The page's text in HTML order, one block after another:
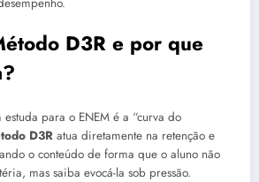
D3R e por que
para o ENEM é a “curva do
D3R atua diretamente na retenção e
o conteúdo de forma que o aluno não
mas saiba evocá-la sob pressão.